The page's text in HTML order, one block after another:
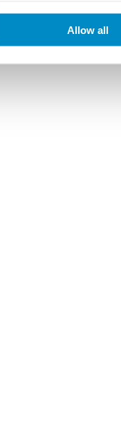
Allow all